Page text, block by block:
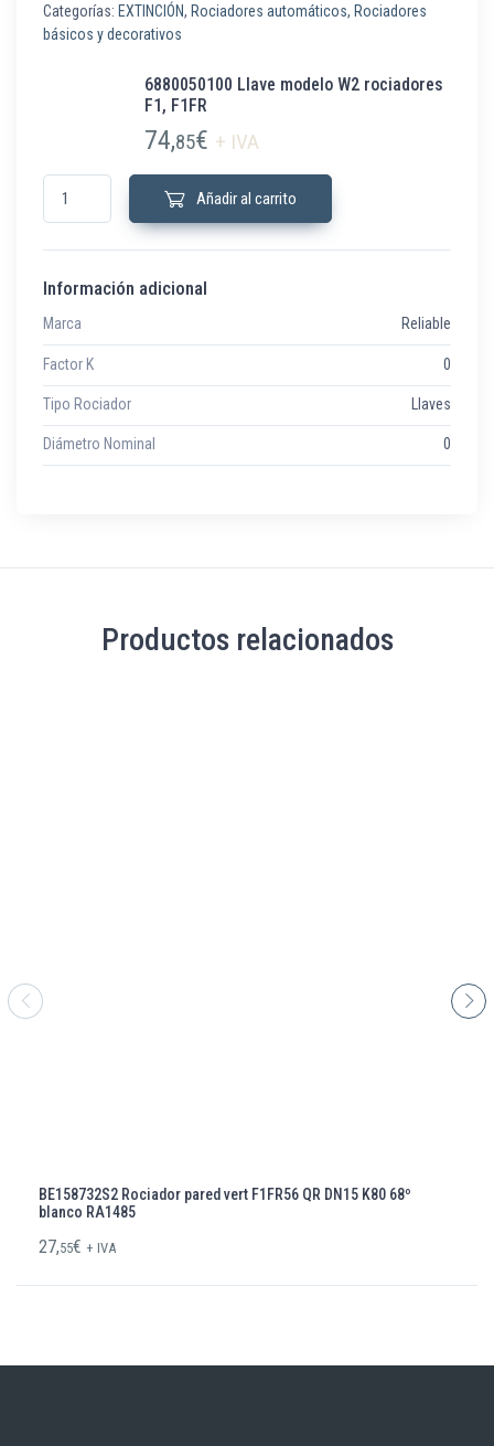
Categorías: EXTINCIÓN, Rociadores automáticos, Rociadores
básicos y decorativos
6880050100 Llave modelo W2 rociadores
F1, F1FR
74,85€ + IVA
6880050100 Llave modelo W2 rociadores F1, F1FR cantidad
Añadir al carrito
Información adicional
Marca Reliable
Factor K 0
Tipo Rociador Llaves
Diámetro Nominal 0
Productos relacionados
BE158732S2 Rociador pared vert F1FR56 QR DN15 K80 68º
blanco RA1485
27,55€ + IVA